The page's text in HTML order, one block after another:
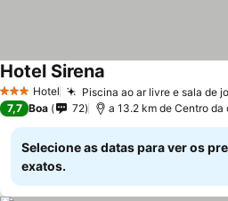
3 EstrelasHotel Piscina ao ar livre e sala de
Hotel Sirena
7,7 Boa 72 a 13.2 km de Centro da
Selecione as datas para ver os
exatos.